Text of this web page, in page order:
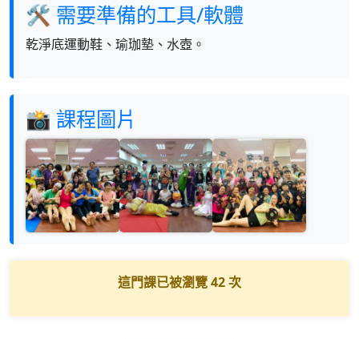
🛠 需要準備的工具/軟體
乾淨底運動鞋、瑜珈墊、水壺。
📸 課程圖片
這門課已被瀏覽42次